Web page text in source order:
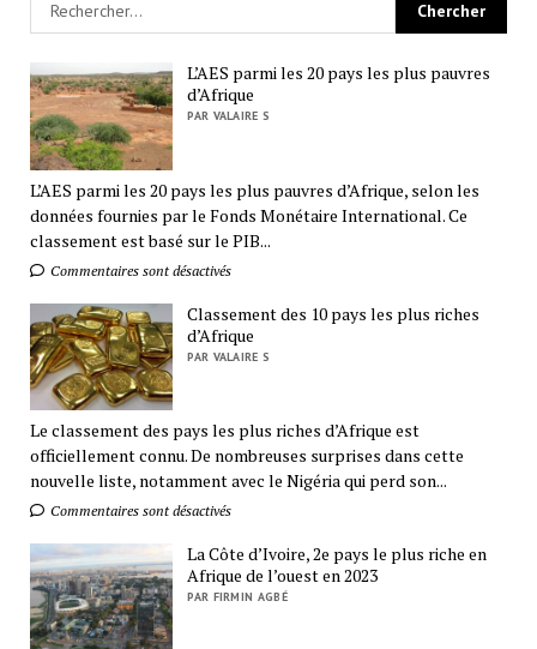
L’AES parmi les 20 pays les plus pauvres
d’Afrique
PAR VALAIRE S
L’AES parmi les 20 pays les plus pauvres d’Afrique, selon les
données fournies par le Fonds Monétaire International. Ce
classement est basé sur le PIB...
Commentaires sont désactivés
Classement des 10 pays les plus riches
d’Afrique
PAR VALAIRE S
Le classement des pays les plus riches d’Afrique est
officiellement connu. De nombreuses surprises dans cette
nouvelle liste, notamment avec le Nigéria qui perd son...
Commentaires sont désactivés
La Côte d’Ivoire, 2e pays le plus riche en
Afrique de l’ouest en 2023
PAR FIRMIN AGBÉ